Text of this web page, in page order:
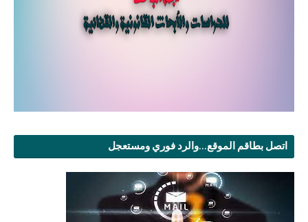
اتصل بطاقم الموقع...والرد فوري ومستعجل